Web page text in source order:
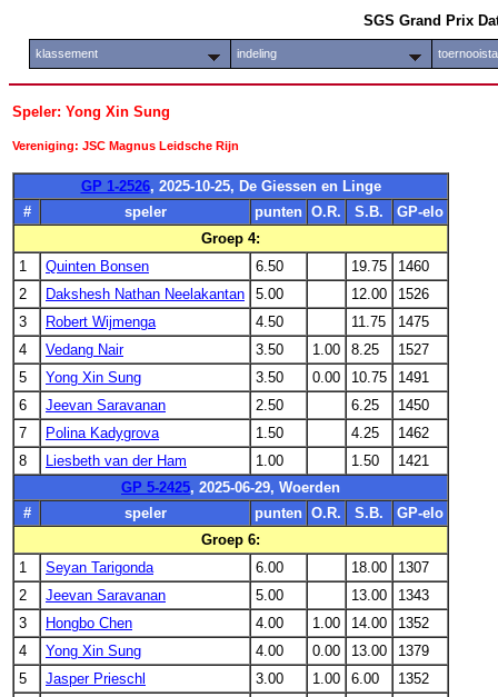
SGS Grand Prix
klassement indeling
Speler: Yong Xin Sung
Vereniging: JSC Magnus Leidsche Rijn
GP 1-2526, 2025-10-25, De Giessen en Linge
#
speler punten O.R. S.B.
GP-elo
Groep 4:
1
Quinten Bonsen 6.50 19.75
1460
2
Dakshesh Nathan Neelakantan 5.00 12.00
1526
3
Robert Wijmenga 4.50 11.75
1475
4
Vedang Nair 3.50 1.00 8.25
1527
5
Yong Xin Sung 3.50 0.00 10.75
1491
6
Jeevan Saravanan 2.50 6.25
1450
7
Polina Kadygrova 1.50 4.25
1462
8
Liesbeth van der Ham 1.00 1.50
1421
GP 5-2425, 2025-06-29, Woerden
#
speler punten O.R. S.B.
GP-elo
Groep 6:
1
Seyan Tarigonda 6.00 18.00
1307
2
Jeevan Saravanan 5.00 13.00
1343
3
Hongbo Chen 4.00 1.00 14.00
1352
4
Yong Xin Sung 4.00 0.00 13.00
1379
5
Jasper Prieschl 3.00 1.00 6.00
1352